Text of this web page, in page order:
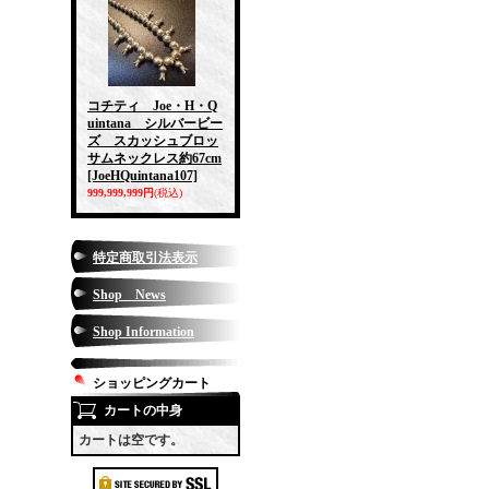
コチティ Joe・H・Q
uintana シルバービー
ズ スカッシュブロッ
サムネックレス約67cm
[JoeHQuintana107]
999,999,999円(税込)
特定商取引法表示
Shop News
Shop Information
ショッピングカート
カートの中身
カートは空です。